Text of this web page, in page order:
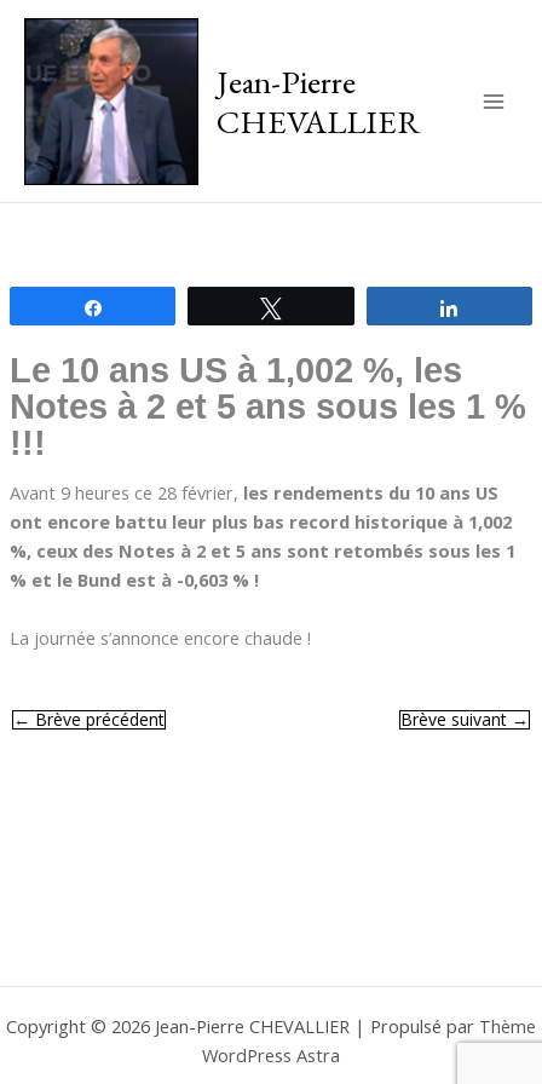
Jean-Pierre
CHEVALLIER
Le 10 ans US à 1,002 %, les
Notes à 2 et 5 ans sous les 1 %
!!!
Avant 9 heures ce 28 février, les rendements du 10 ans US
ont encore battu leur plus bas record historique à 1,002
%, ceux des Notes à 2 et 5 ans sont retombés sous les 1
% et le Bund est à -0,603 % !
La journée s’annonce encore chaude !
←Brève précédent Brève suivant→
Copyright © 2026 Jean-Pierre CHEVALLIER | Propulsé par Thème
WordPress Astra